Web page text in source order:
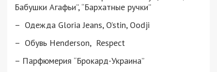
Бабушки Агафьи”, “Бархатные ручки”
– Одежда Gloria Jeans, O’stin, Oodji
– Обувь Henderson, Respect
– Парфюмерия “Брокард-Украина”